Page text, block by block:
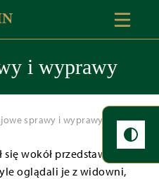
i wyprawy
sprawy i wyprawy
wokół przedstawień
oglądali je z widowni,